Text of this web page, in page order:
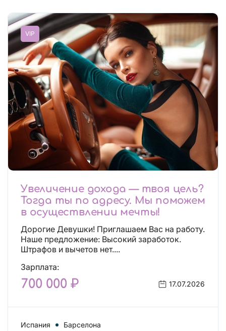
VIP
Увеличение дохода — твоя цель?
Тогда ты по адресу. Мы поможем
в осуществлении мечты!
Дорогие Девушки! Приглашаем Вас на работу.
Наше предложение: Высокий заработок.
Штрафов и вычетов нет....
Зарплата:
700 000 ₽ 17.07.2026
Испания Барселона